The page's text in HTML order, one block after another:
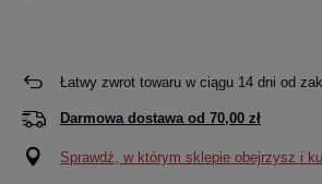
Łatwy zwrot towaru w ciągu 14 dni od
Darmowa dostawa od 70,00 zł
Sprawdź, w którym sklepie obejrzysz i